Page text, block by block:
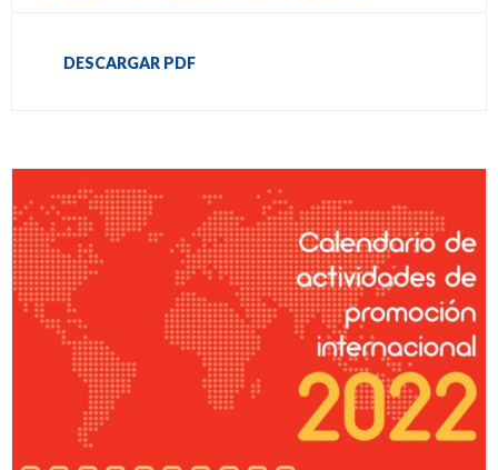
DESCARGAR PDF